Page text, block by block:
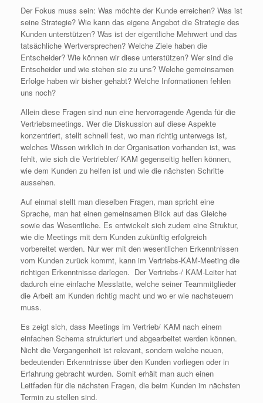
Der Fokus muss sein: Was möchte der Kunde erreichen? Was ist
seine Strategie? Wie kann das eigene Angebot die Strategie des
Kunden unterstützen? Was ist der eigentliche Mehrwert und das
tatsächliche Wertversprechen? Welche Ziele haben die
Entscheider? Wie können wir diese unterstützen? Wer sind die
Entscheider und wie stehen sie zu uns? Welche gemeinsamen
Erfolge haben wir bisher gehabt? Welche Informationen fehlen
uns noch?
Allein diese Fragen sind nun eine hervorragende Agenda für die
Vertriebsmeetings. Wer die Diskussion auf diese Aspekte
konzentriert, stellt schnell fest, wo man richtig unterwegs ist,
welches Wissen wirklich in der Organisation vorhanden ist, was
fehlt, wie sich die Vertriebler/ KAM gegenseitig helfen können,
wie dem Kunden zu helfen ist und wie die nächsten Schritte
aussehen.
Auf einmal stellt man dieselben Fragen, man spricht eine
Sprache, man hat einen gemeinsamen Blick auf das Gleiche
sowie das Wesentliche. Es entwickelt sich zudem eine Struktur,
wie die Meetings mit dem Kunden zukünftig erfolgreich
vorbereitet werden. Nur wer mit den wesentlichen Erkenntnissen
vom Kunden zurück kommt, kann im Vertriebs-KAM-Meeting die
richtigen Erkenntnisse darlegen. Der Vertriebs-/ KAM-Leiter hat
dadurch eine einfache Messlatte, welche seiner Teammitglieder
die Arbeit am Kunden richtig macht und wo er wie nachsteuern
muss.
Es zeigt sich, dass Meetings im Vertrieb/ KAM nach einem
einfachen Schema strukturiert und abgearbeitet werden können.
Nicht die Vergangenheit ist relevant, sondern welche neuen,
bedeutenden Erkenntnisse über den Kunden vorliegen oder in
Erfahrung gebracht wurden. Somit erhält man auch einen
Leitfaden für die nächsten Fragen, die beim Kunden im nächsten
Termin zu stellen sind.